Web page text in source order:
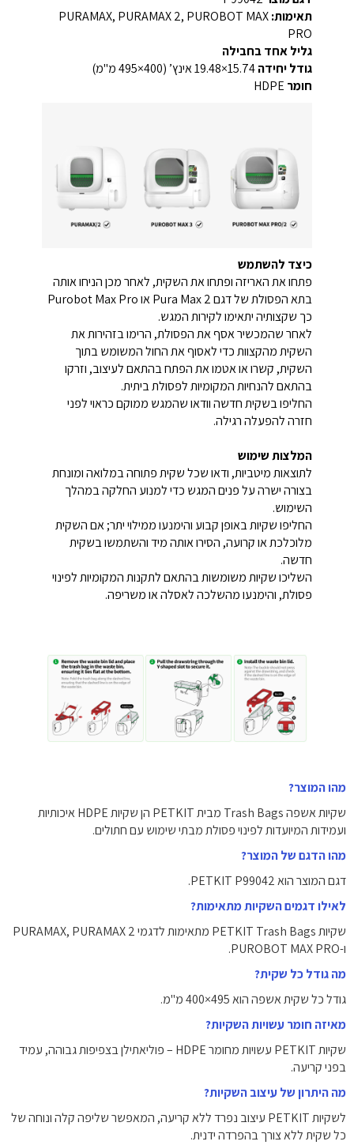
תאימות:PURAMAX, PURAMAX 2, PUROBOT MAX
PRO
גליל אחד בחבילה
גודל יחידה
חומר
כיצד להשתמש
פתחו את האריזה ופתחו את השקית, לאחר מכן הניחו אותה
בתא הפסולת של דגם Pura Max 2 או Purobot Max Pro
כך שקצותיה יתאימו לקירות המגש.
לאחר שהמכשיר אסף את הפסולת, הרימו בזהירות את
השקית מהקצוות כדי לאסוף את החול המשומש בתוך
השקית, קשרו או אטמו את הפתח בהתאם לעיצוב, וזרקו
בהתאם להנחיות המקומיות לפסולת ביתית.
החליפו בשקית חדשה וודאו שהמגש ממוקם כראוי לפני
חזרה להפעלה רגילה.
המלצות שימוש
לתוצאות מיטביות, ודאו שכל שקית פתוחה במלואה ומונחת
בצורה ישרה על פנים המגש כדי למנוע החלקה במהלך
השימוש.
החליפו שקיות באופן קבוע והימנעו ממילוי יתר; אם השקית
מלוכלכת או קרועה, הסירו אותה מיד והשתמשו בשקית
חדשה.
השליכו שקיות משומשות בהתאם לתקנות המקומיות לפינוי
פסולת, והימנעו מהשלכה לאסלה או משריפה.
מהו המוצר?
שקיות אשפה Trash Bags מבית PETKIT הן שקיות HDPE איכותיות
ועמידות המיועדות לפינוי פסולת מבתי שימוש עם חתולים.
מהו הדגם של המוצר?
דגם המוצר הוא PETKIT P99042.
לאילו דגמים השקיות מתאימות?
שקיות PETKIT Trash Bags מתאימות לדגמי PURAMAX, PURAMAX 2
ו-PUROBOT MAX PRO.
מה גודל כל שקית?
גודל כל שקית אשפה הוא ‎400×495 מ"מ‎.
מאיזה חומר עשויות השקיות?
שקיות PETKIT עשויות מחומר HDPE – פוליאתילן בצפיפות גבוהה, עמיד
בפני קריעה.
מה היתרון של עיצוב השקיות?
לשקיות PETKIT עיצוב נפרד ללא קריעה, המאפשר שליפה קלה ונוחה של
כל שקית ללא צורך בהפרדה ידנית.